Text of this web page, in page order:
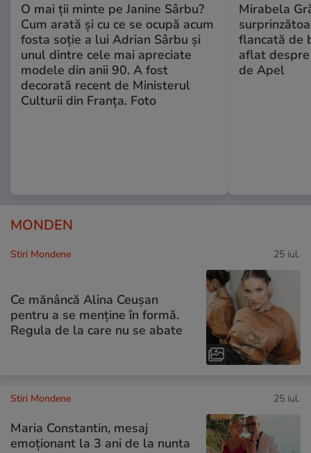
O mai ții minte pe Janine Sârbu?
Cum arată și cu ce se ocupă acum
fosta soție a lui Adrian Sârbu și
unul dintre cele mai apreciate
modele din anii 90. A fost
decorată recent de Ministerul
Culturii din Franța. Foto
Mirabela
flancată de
aflat
de Apel
MONDEN
Stiri Mondene 25 iul.
Ce mănâncă Alina Ceușan
pentru a se menține în formă.
Regula de la care nu se abate
Stiri Mondene 25 iul.
Maria Constantin, mesaj
emoționant la 3 ani de la nunta